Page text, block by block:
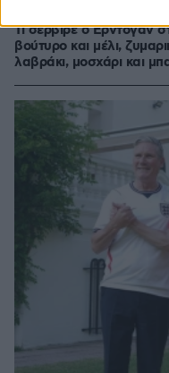
Τι σέρβιρε ο Ερντογάν
βούτυρο και μέλι,
λαβράκι, μοσχάρι και